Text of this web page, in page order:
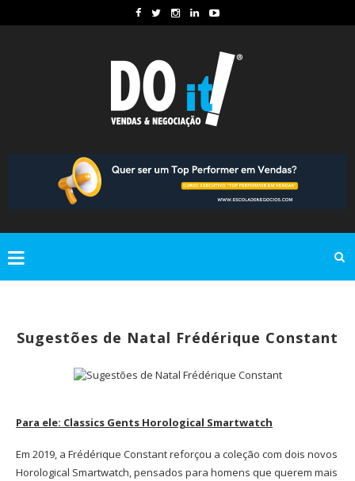
Sugestões de Natal Frédérique Constant
Para ele: Classics Gents Horological Smartwatch
Em 2019, a Frédérique Constant reforçou a coleção com dois novos
Horological Smartwatch, pensados para homens que querem mais